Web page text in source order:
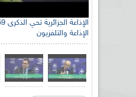
الإذاعة والتلفزيون